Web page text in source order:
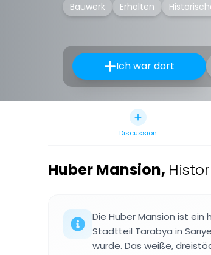
Bauwerk Erhalten
Ich war dort
Discussion
Huber Mansion,
Die Huber Mansion ist
Stadtteil Tarabya in
wurde. Das weiße,